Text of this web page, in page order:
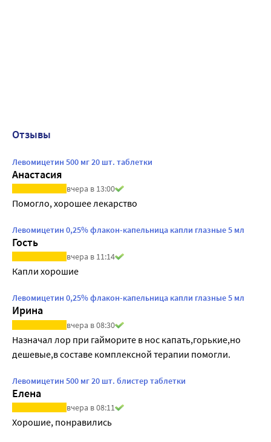
Отзывы
Левомицетин 500 мг 20 шт. таблетки
Анастасия
вчера в 13:00
Помогло, хорошее лекарство
Левомицетин 0,25% флакон-капельница капли глазные 5 мл
Гость
вчера в 11:14
Капли хорошие
Левомицетин 0,25% флакон-капельница капли глазные 5 мл
Ирина
вчера в 08:30
Назначал лор при гайморите в нос капать,горькие,но
дешевые,в составе комплексной терапии помогли.
Левомицетин 500 мг 20 шт. блистер таблетки
Елена
вчера в 08:11
Хорошие, понравились